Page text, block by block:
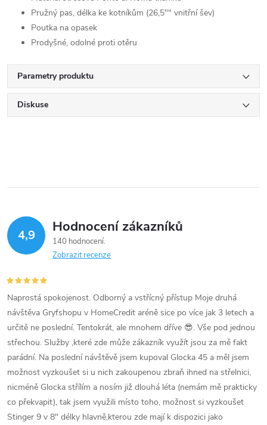
Pružný pas, délka ke kotníkům (26,5"" vnitřní šev)
Poutka na opasek
Prodyšné, odolné proti otěru
Parametry produktu
Diskuse
4,9 Hodnocení zákazníků
140 hodnocení
Zobrazit recenze
Naprostá spokojenost. Odborný a vstřícný přístup Moje druhá
návštěva Gryfshopu v HomeCredit aréně sice po více jak 3 letech a
určitě ne poslední. Tentokrát, ale mnohem dříve 😎. Vše pod jednou
střechou. Služby ,které zde může zákazník využít jsou za mě fakt
parádní. Na poslední návštěvě jsem kupoval Glocka 45 a měl jsem
možnost vyzkoušet si u nich zakoupenou zbraň ihned na střelnici,
nicméně Glocka střílím a nosím již dlouhá léta (nemám mě prakticky
co překvapit), tak jsem využili místo toho, možnost si vyzkoušet
Stinger 9 v 8" délky hlavně,kterou zde mají k dispozici jako